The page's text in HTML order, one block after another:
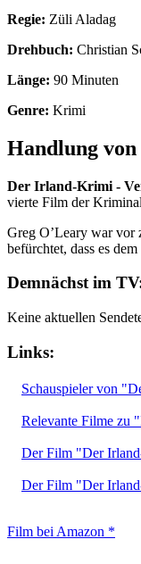
Regie: Züli Aladag
Drehbuch: Christian
Länge: 90 Minuten
Genre: Krimi
Handlung
Der Irland-Krimi -
vierte Film der
Greg O’Leary war vor
befürchtet, dass es
Demnächst im
Keine aktuellen
Links:
Schauspieler von
Relevante Filme zu
Der Film "Der
Der Film "Der
Film bei Amazon *